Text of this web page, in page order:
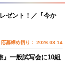
ゼント！／『今か
応募締め切り： 2026.08.14
』一般試写会に10組